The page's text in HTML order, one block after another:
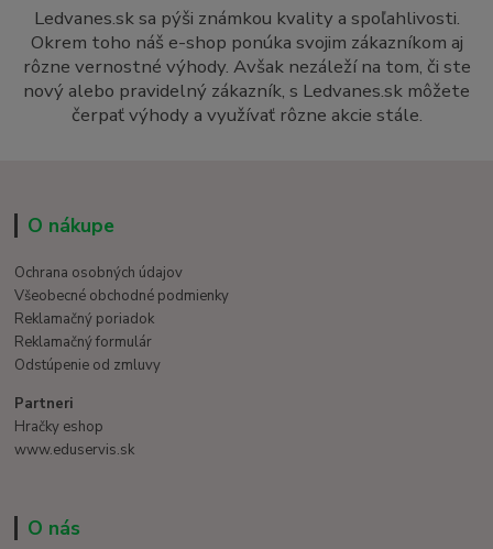
Ledvanes.sk sa pýši známkou kvality a spoľahlivosti.
Okrem toho náš e-shop ponúka svojim zákazníkom aj
rôzne vernostné výhody. Avšak nezáleží na tom, či ste
nový alebo pravidelný zákazník, s Ledvanes.sk môžete
čerpať výhody a využívať rôzne akcie stále.
O nákupe
Ochrana osobných údajov
Všeobecné obchodné podmienky
Reklamačný poriadok
Reklamačný formulár
Odstúpenie od zmluvy
Partneri
Hračky eshop
www.eduservis.sk
O nás